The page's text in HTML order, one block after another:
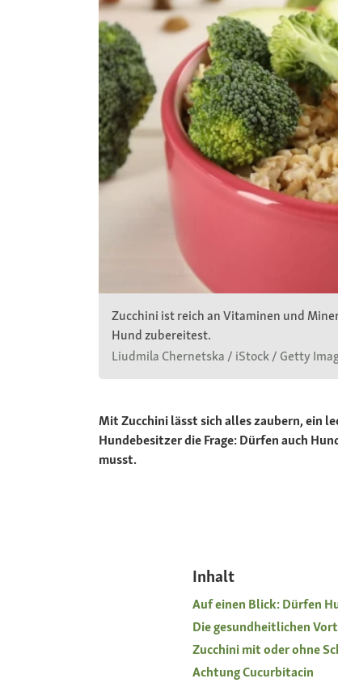
Zucchini ist reich an Vitaminen und
Hund zubereitest.
Liudmila Chernetska / iStock / Getty
Mit Zucchini lässt sich alles zaubern, ein
Hundebesitzer die Frage: Dürfen auch
musst.
Inhalt
Auf einen Blick: Dürfen
Die gesundheitlichen
Zucchini mit oder ohne
Achtung Cucurbitacin